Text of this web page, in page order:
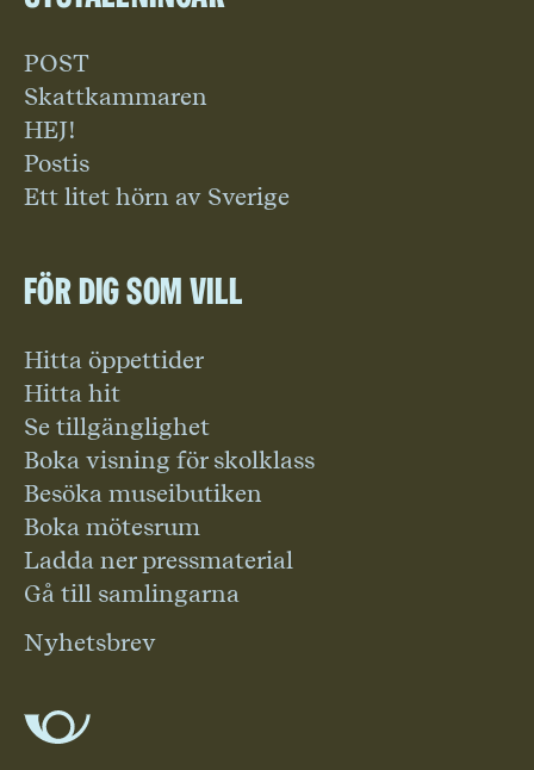
POST
Skattkammaren
HEJ!
Postis
Ett litet hörn av Sverige
För dig som vill
Hitta öppettider
Hitta hit
Se tillgänglighet
Boka visning för skolklass
Besöka museibutiken
Boka mötesrum
Ladda ner pressmaterial
Gå till samlingarna
Nyhetsbrev